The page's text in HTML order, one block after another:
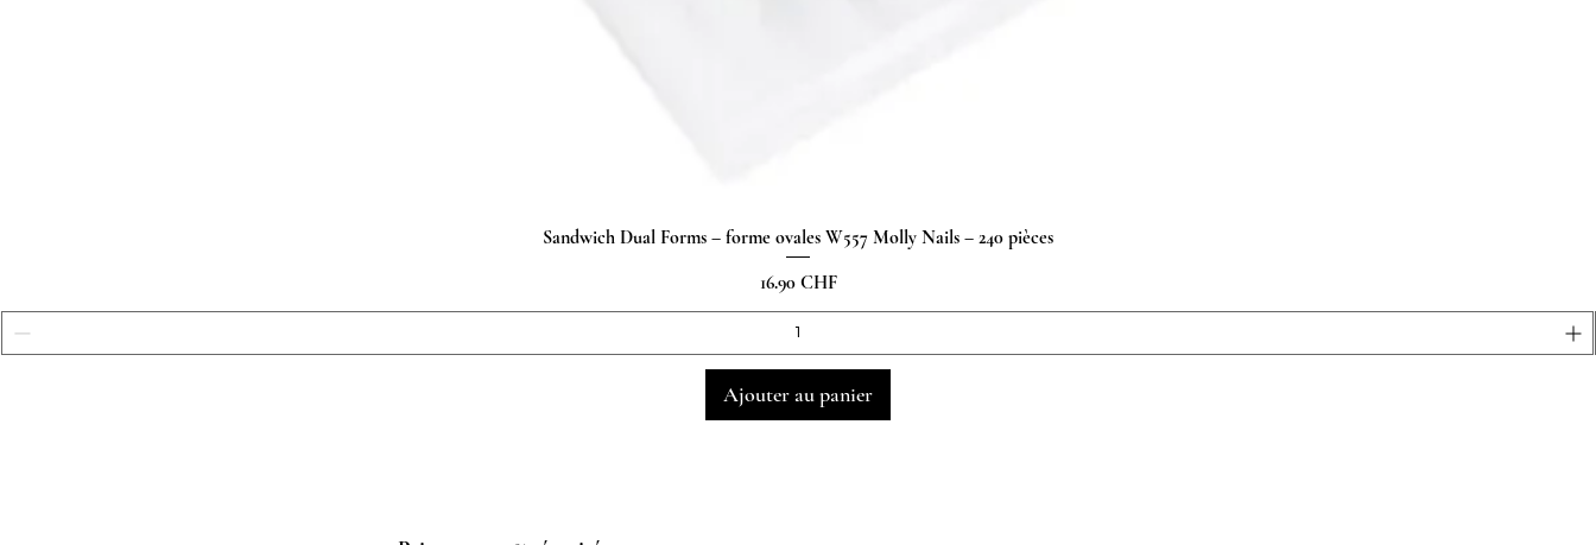
Aperçu rapide
Sandwich Dual Forms – forme ovales W557 Molly Nails – 240 pièces
Prix
16.90 CHF
Ajouter au panier